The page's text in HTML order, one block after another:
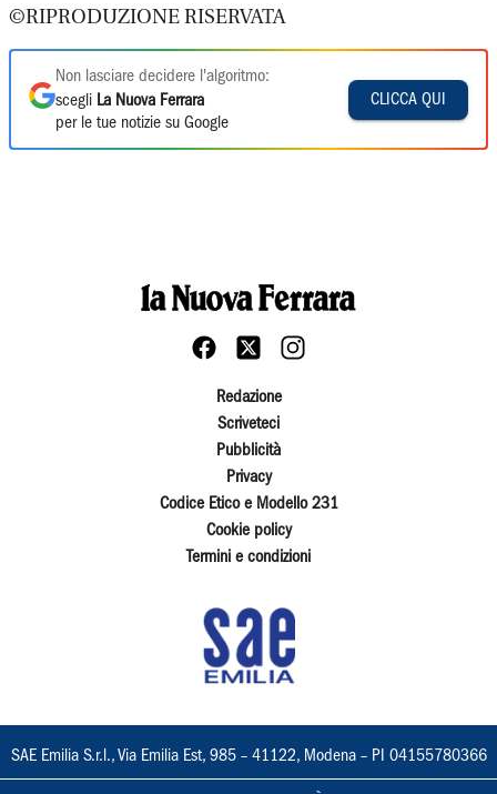
©RIPRODUZIONE RISERVATA
Non lasciare decidere l'algoritmo:
scegli La Nuova Ferrara
per le tue notizie su Google
CLICCA QUI
Redazione
Scriveteci
Pubblicità
Privacy
Codice Etico e Modello 231
Cookie policy
Termini e condizioni
SAE Emilia S.r.l., Via Emilia Est, 985 – 41122, Modena – PI 04155780366